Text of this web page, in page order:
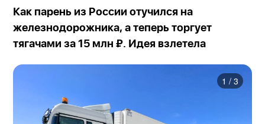
Как парень из России отучился на
железнодорожника, а теперь торгует
тягачами за 15 млн ₽. Идея взлетела
1 / 3